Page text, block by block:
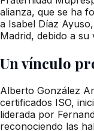
alianza, que se ha
a Isabel Díaz
Madrid, debido a
Un vínculo
Alberto González
certificados ISO,
liderada por
reconociendo las